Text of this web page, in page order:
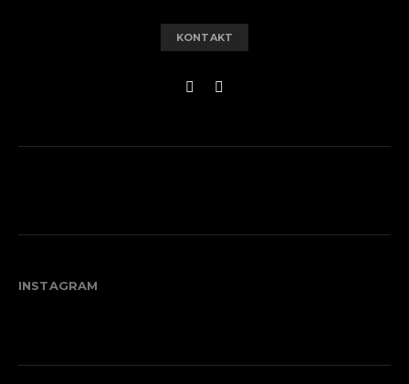
KONTAKT
INSTAGRAM